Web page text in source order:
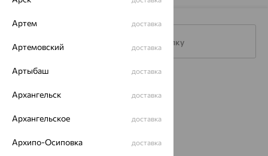
Подписаться на рассылку
Покупателям
Артем доставка
Артемовский доставка
Артыбаш доставка
Архангельск доставка
Архангельское доставка
Архипо-Осиповка доставка